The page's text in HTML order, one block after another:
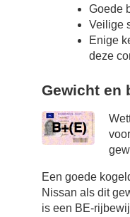
Goede
Veilige
Enige
deze
Gewicht en
Een goede
Nissan als dit
is een BE-